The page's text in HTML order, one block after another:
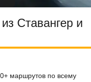
Ставангер и
маршрутов по всему